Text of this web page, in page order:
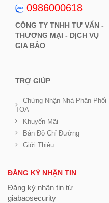
0986000618
CÔNG TY TNHH TƯ VẤN -
THƯƠNG MẠI - DỊCH VỤ
GIA BẢO
TRỢ GIÚP
Chứng Nhận Nhà Phân Phối
TOA
Khuyến Mãi
Bản Đồ Chỉ Đường
Giới Thiệu
ĐĂNG KÝ NHẬN TIN
Đăng ký nhận tin từ
giabaosecurity